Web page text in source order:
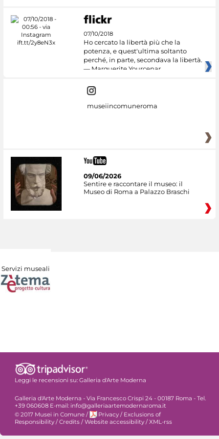
07/10/2018
Ho cercato la libertà più che la
potenza, e quest'ultima soltanto
perché, in parte, secondava la libertà.
— Marguerite Yourcenar
museiincomuneroma
09/06/2026
Sentire e raccontare il museo: il
Museo di Roma a Palazzo Braschi
Servizi museali
Leggi le recensioni su: Galleria d'Arte Moderna
Galleria d'Arte Moderna - Via Francesco Crispi 24 - 00187 Roma - Tel.
+39 060608 E-mail: info@galleriaartemodernaroma.it
© 2017 Musei in Comune / Privacy / Exclusions of
Responsibility / Credits / Website accessibility / XML-rss